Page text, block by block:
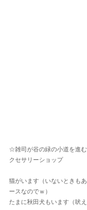
☆雑司が谷の緑の小道を進
クセサリーショップ
猫がいます（いないときも
ースなのでｗ）
たまに秋田犬もいます（吠